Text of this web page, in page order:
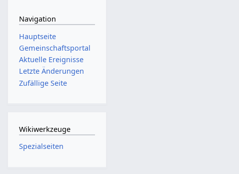
Navigation
Hauptseite
Gemeinschafts­portal
Aktuelle Ereignisse
Letzte Änderungen
Zufällige Seite
Wikiwerkzeuge
Spezialseiten